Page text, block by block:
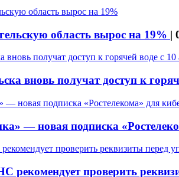
область вырос на 19% |
вновь получат доступ к
— новая подписка
рекомендует проверить